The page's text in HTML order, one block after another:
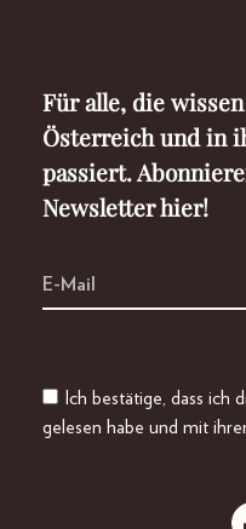
Für alle, die
Österreich und in
passiert.
Newsletter hier!
Ich bestätige, dass ich
gelesen habe und mit